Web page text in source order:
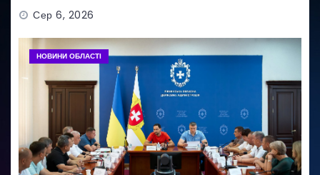
Сер 6, 2026
НОВИНИ ОБЛАСТІ